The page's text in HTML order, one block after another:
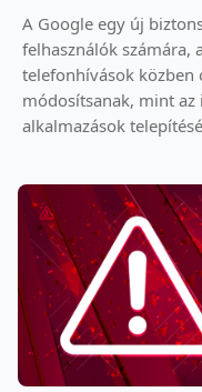
A Google egy új
felhasználók számára,
telefonhívások közben
módosítsanak, mint
alkalmazások